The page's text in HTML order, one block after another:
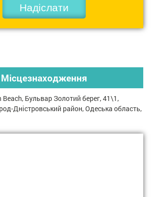
Місцезнаходження
Beach, Бульвар Золотий берег, 41\1,
Дністровський район, Одеська область,
Надіслати